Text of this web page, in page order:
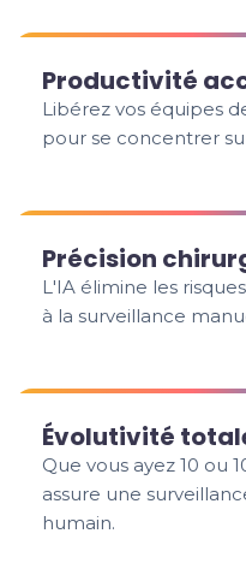
Productivité
Libérez vos équipes
pour se concentrer
Précision
L'IA élimine les
à la surveillance
Évolutivité
Que vous ayez 10 ou
assure une
humain.